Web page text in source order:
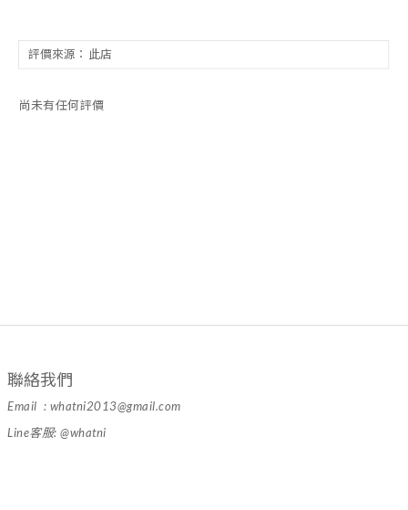
尚未有任何評價
聯絡我們
Email : whatni2013@gmail.com
Line客服: @whatni